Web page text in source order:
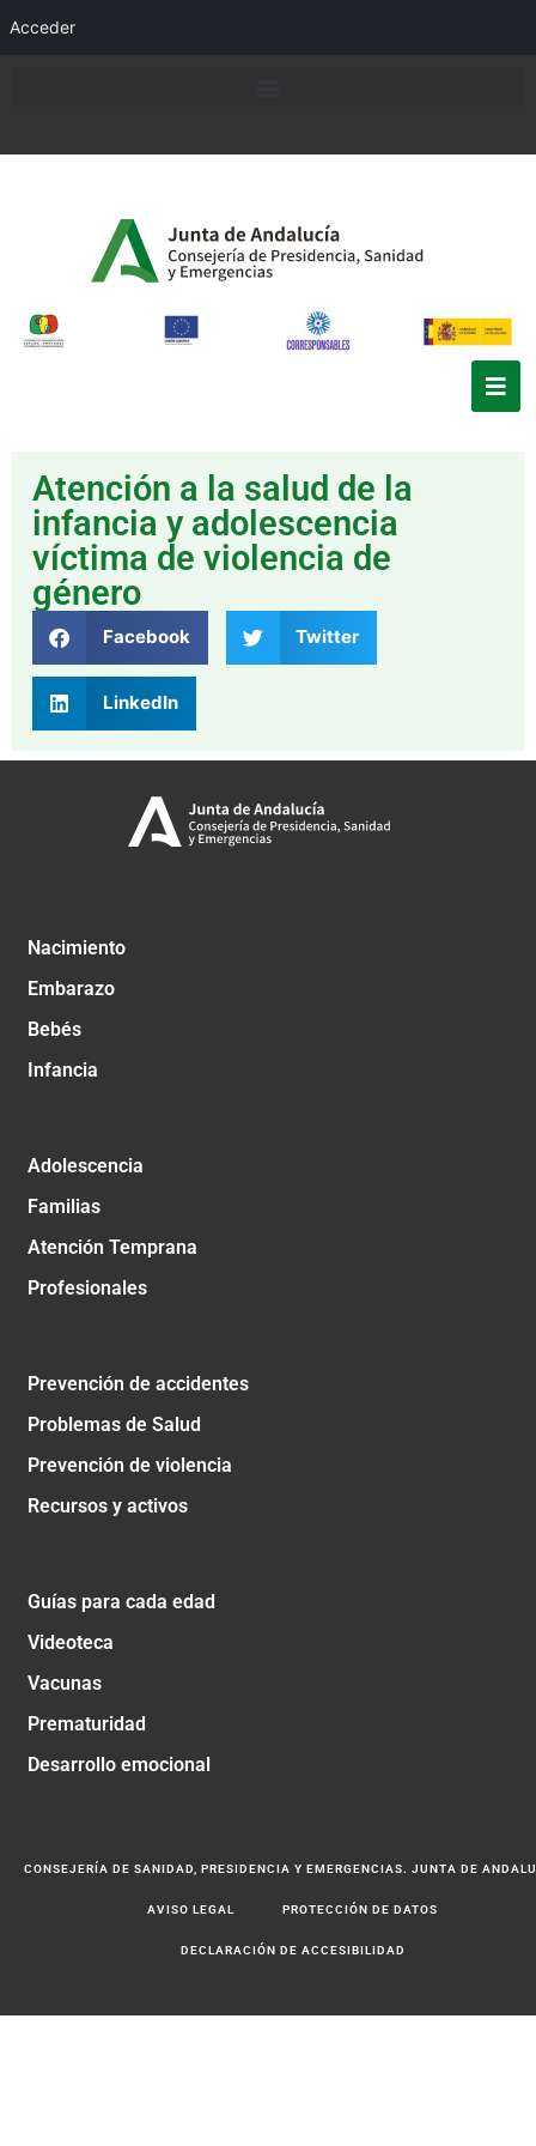
Acceder
Atención a la salud de la
infancia y adolescencia
víctima de violencia de
género​
Facebook Twitter
LinkedIn
Nacimiento
Embarazo
Bebés
Infancia
Adolescencia
Familias
Atención Temprana
Profesionales
Prevención de accidentes
Problemas de Salud
Prevención de violencia
Recursos y activos
Guías para cada edad
Videoteca
Vacunas
Prematuridad
Desarrollo emocional
CONSEJERÍA DE SANIDAD, PRESIDENCIA Y EMERGENCIAS. JUNTA DE
AVISO LEGAL PROTECCIÓN DE DATOS
DECLARACIÓN DE ACCESIBILIDAD